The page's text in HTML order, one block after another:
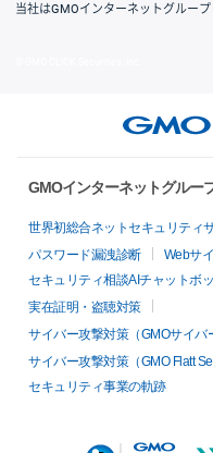
当社はGMOインターネットグループ
GMOインターネットグルー
世界初総合ネットセキュリティ
パスワード漏洩診断
Webサ
セキュリティ相談AIチャットボ
実在証明・盗聴対策
サイバー攻撃対策（GMOサイバ
サイバー攻撃対策（GMO Flatt
セキュリティ事業の軌跡